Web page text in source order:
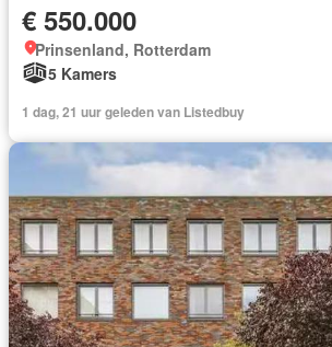
€ 550.000
Prinsenland, Rotterdam
5 Kamers
1 dag, 21 uur geleden van Listedbuy